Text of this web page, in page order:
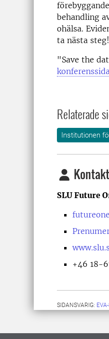
behandling
ohälsa.
ta nästa steg!
"Save the
Relaterade
Institutionen
SLU Future
+46 18-
SIDANSVARIG: